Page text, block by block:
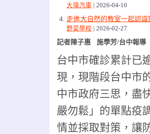
大瑋汽車 2026-04-10
走進大自然的教室一起認
野菜學校 2026-02-27
記者陳子惠 施學芳/台中報導
台中市確診累計已
現，現階段台中市
中市政府三思，盡
嚴勿鬆」的單點疫
情並採取對策，讓